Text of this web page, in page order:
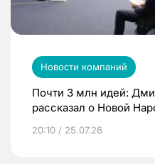
Новости компаний
Почти 3 млн идей:
рассказал о Новой
20:10 / 25.07.26